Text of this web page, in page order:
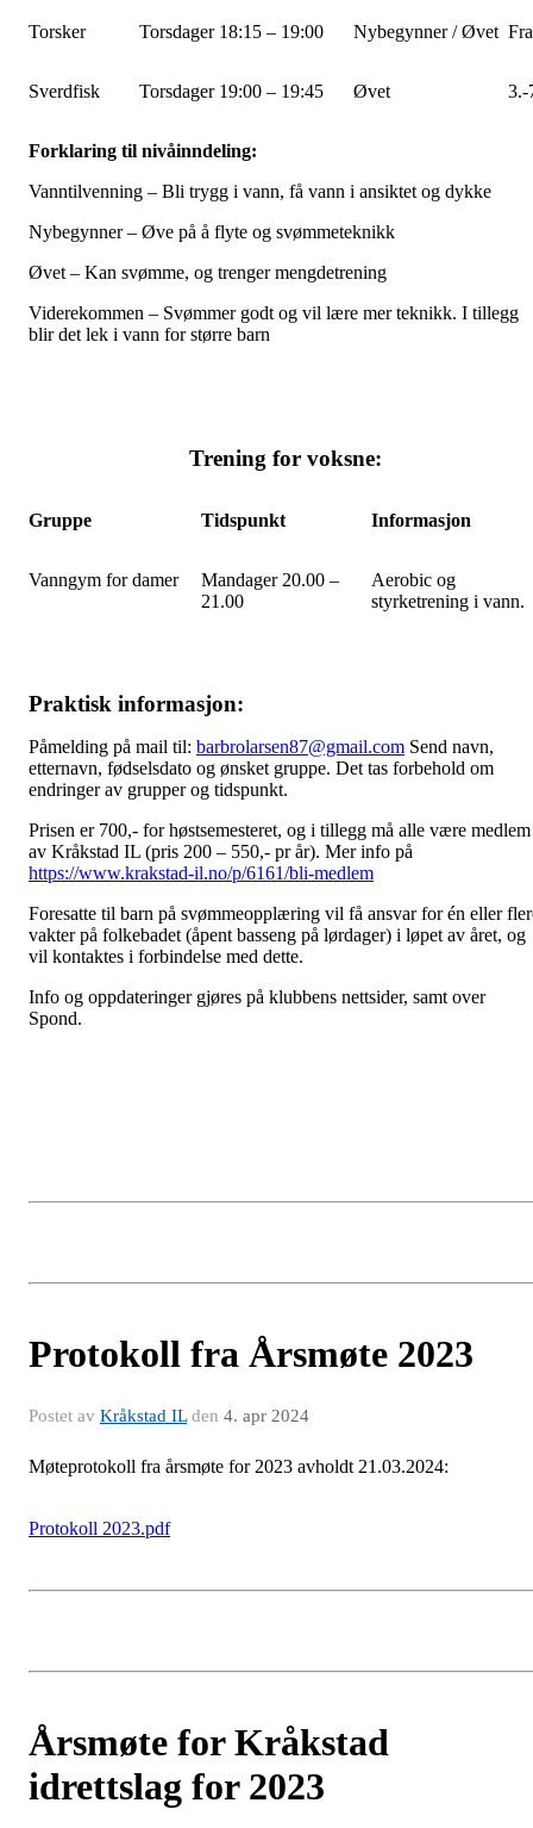
Torsker Torsdager 18:15 – 19:00 Nybegynner / Øvet
Sverdfisk Torsdager 19:00 – 19:45 Øvet 3.-
Forklaring til nivåinndeling:
Vanntilvenning – Bli trygg i vann, få vann i ansiktet og dykke
Nybegynner – Øve på å flyte og svømmeteknikk
Øvet – Kan svømme, og trenger mengdetrening
Viderekommen – Svømmer godt og vil lære mer teknikk. I tillegg
blir det lek i vann for større barn
Trening for voksne:
Gruppe Tidspunkt Informasjon
Vanngym for damer
Mandager 20.00 –
21.00
Aerobic og
styrketrening i vann.
Praktisk informasjon:
Påmelding på mail til: barbrolarsen87@gmail.com Send navn,
etternavn, fødselsdato og ønsket gruppe. Det tas forbehold om
endringer av grupper og tidspunkt.
Prisen er 700,- for høstsemesteret, og i tillegg må alle være medlem
av Kråkstad IL (pris 200 – 550,- pr år). Mer info på
https://www.krakstad-il.no/p/6161/bli-medlem
Foresatte til barn på svømmeopplæring vil få ansvar for én eller
vakter på folkebadet (åpent basseng på lørdager) i løpet av året, og
vil kontaktes i forbindelse med dette.
Info og oppdateringer gjøres på klubbens nettsider, samt over
Spond.
Protokoll fra Årsmøte 2023
Postet av Kråkstad ILden 4. apr 2024
Møteprotokoll fra årsmøte for 2023 avholdt 21.03.2024:
Protokoll 2023.pdf
Årsmøte for Kråkstad
idrettslag for 2023